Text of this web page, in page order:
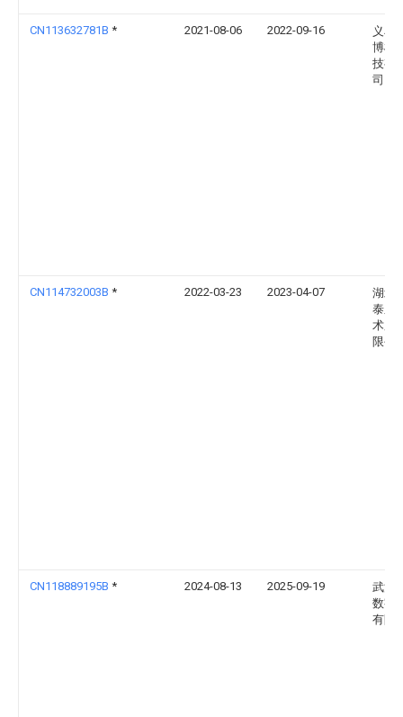
CN113632781B * 2021-08-06 2022-09-16
义乌
博机
技有
司
CN114732003B * 2022-03-23 2023-04-07
湖北
泰系
术股
限公
CN118889195B * 2024-08-13 2025-09-19
武汉
数字
有限